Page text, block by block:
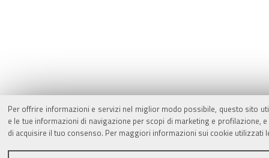
Per offrire informazioni e servizi nel miglior modo possibile, questo sito
e le tue informazioni di navigazione per scopi di marketing e
di acquisire il tuo consenso. Per maggiori informazioni sui cookie utilizzati